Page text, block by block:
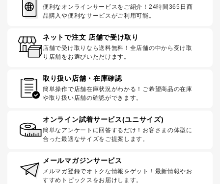
便利なオンラインサービスをご紹介！24時間365日商
品購入や便利なサービスがご利用可能。
ネットで注文 店舗で受け取り
店舗で受け取りなら送料無料！全店舗の中から受け取
り店舗をお選びいただけます。
取り扱い店舗・在庫確認
簡単操作で店舗在庫状況がわかる！ご希望商品の在庫
や取り扱い店舗の確認ができます。
オンライン試着サービス(ユニサイズ)
簡単なアンケートに回答するだけ！お客さまの体型に
合った最適なサイズをご提案します。
メールマガジンサービス
メルマガ登録でオトクな情報をゲット！最新情報やお
すすめトピックスをお届けします。